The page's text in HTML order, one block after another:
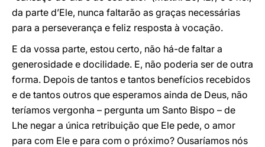
da parte d’Ele, nunca faltarão as graças necessárias
para a perseverança e feliz resposta à vocação.
E da vossa parte, estou certo, não há-de faltar a
generosidade e docilidade. E, não poderia ser de outra
forma. Depois de tantos e tantos benefícios recebidos
e de tantos outros que esperamos ainda de Deus, não
teríamos vergonha – pergunta um Santo Bispo – de
Lhe negar a única retribuição que Ele pede, o amor
para com Ele e para com o próximo? Ousaríamos nós